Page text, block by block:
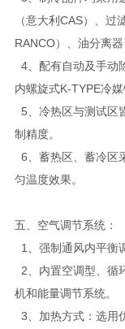
（意大利CAS）、
RANCO）、油分离器
4、配有自动及手动
内螺旋式K-TYPE冷媒
5、冷热区与测试区
制精度。
6、蓄热区、蓄冷区
匀温度效果。
五、空气调节系统：
1、强制通风内平衡
2、内置空调型、循
机和能量调节系统。
3、加热方式：选用